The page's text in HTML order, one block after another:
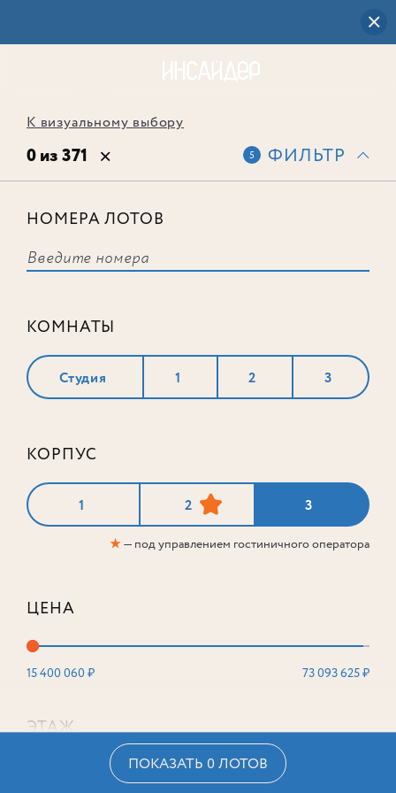
К визуальному выбору
0 из 371 5 ФИЛЬТР
НОМЕРА ЛОТОВ
КОМНАТЫ
Студия 1 2 3
КОРПУС
1 2 3
★— под управлением гостиничного оператора
ЦЕНА
15 400 060 ₽ 73 093 625 ₽
ЭТАЖ
ПОКАЗАТЬ 0 ЛОТОВ
соответствует ни одного лота